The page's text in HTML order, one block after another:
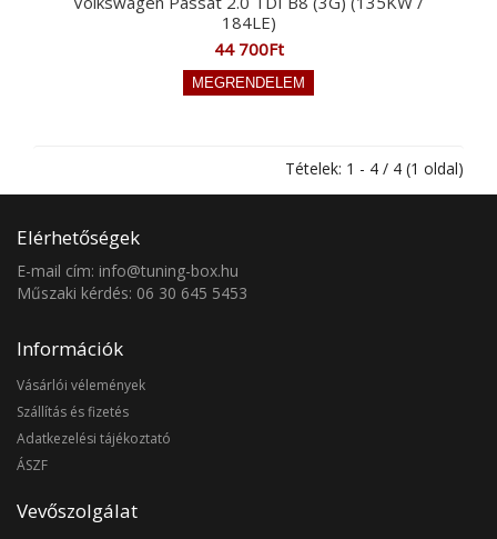
184LE)
44 700Ft
Tételek: 1 - 4 / 4 (1 oldal)
Elérhetőségek
E-mail cím: info@tuning-box.hu
Műszaki kérdés: 06 30 645 5453
Információk
Vásárlói vélemények
Szállítás és fizetés
Adatkezelési tájékoztató
ÁSZF
Vevőszolgálat